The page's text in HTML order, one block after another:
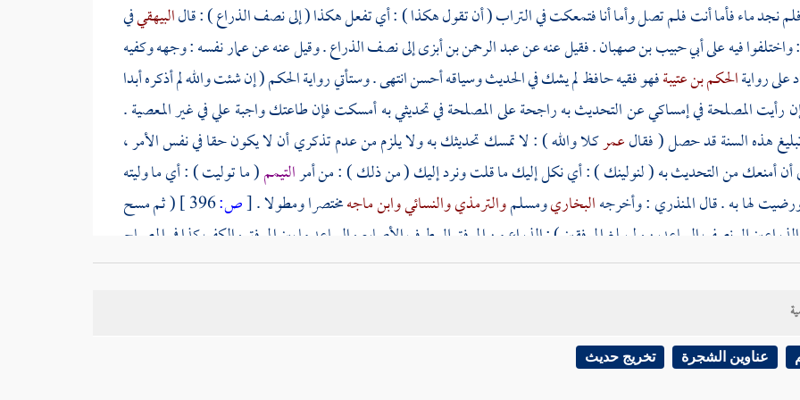
فلم نجد ماء فأما أنت فلم تصل وأما أنا فتمعكت في التراب ( أن تقول هكذا ) : أي تفعل هكذا ( إلى نصف الذراع ) : قالالبيهقيفي
واختلفوا فيه علىأبي حبيب بن صهبان. فقيل عنه عنعبد الرحمن بن أبزىإلى نصف الذراع . وقيل عنه عنعمارنفسه : وجهه وكفيه
على روايةالحكم بن عتيبةفهو فقيه حافظ لم يشك في الحديث وسياقه أحسن انتهى . وستأتي روايةالحكم( إن شئت والله لم أذكره أبدا
رأيت المصلحة في إمساكي عن التحديث به راجحة على المصلحة في تحديثي به أمسكت فإن طاعتك واجبة علي في غير المعصية .
هذه السنة قد حصل ( فقالعمركلا والله ) : لا تمسك تحديثك به ولا يلزم من عدم تذكري أن لا يكون حقا في نفس الأمر ،
أن أمنعك من التحديث به ( لنولينك ) : أي نكل إليك ما قلت ونرد إليك ( من ذلك ) : من أمرالتيمم( ما توليت ) : أي ما وليته
لها به . قالالمنذري: وأخرجهالبخاريومسلموالترمذيوالنسائيوابن ماجهمختصرا ومطولا .[ص:396 ]
( ثم مسح
إلى نصف الساعدين ولم يبلغ المرفقين ) : الذراع من المرفق إلى طرف الأصابع والساعد ما بين المرفق والكف كذا في المصباح
: والساعد ساعد الذراع وهو ما بين الزندين والمرفق ، والزند بالفتح موصل طرف الذراع في الكف ، وهما زندان : الكوع
، فطرف الزند الذي يلي الإبهام هو الكوع ، وطرف الزند الذي يلي الخنصر كرسوع . والرسغ مجتمع الزندين ، ومن عندهما تقطع يد
يوم ) : ذات الشيء : نفسه وحقيقته . والمراد ما أضيف له والمعنى يوم من الأيام ( انظر ) : يا
عناوين الشجرة تخريج حديث